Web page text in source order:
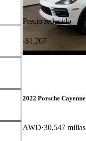
Precio reducido
-$1,207
2022 Porsche Cayenne
AWD 30,547 millas